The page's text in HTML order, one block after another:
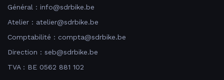
Général : info@sdrbike.be
Atelier : atelier@sdrbike.be
Comptabilité : compta@sdrbike.be
Direction : seb@sdrbike.be
TVA : BE 0562 881 102